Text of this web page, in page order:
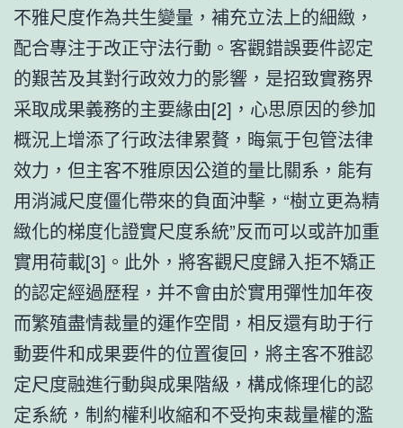
不雅尺度作為共生變量，補充立法上的細緻，
配合專注于改正守法行動。客觀錯誤要件認定
的艱苦及其對行政效力的影響，是招致實務界
采取成果義務的主要緣由[2]，心思原因的參加
概況上增添了行政法律累贅，晦氣于包管法律
效力，但主客不雅原因公道的量比關系，能有
用消減尺度僵化帶來的負面沖擊，“樹立更為精
緻化的梯度化證實尺度系統”反而可以或許加重
實用荷載[3]。此外，將客觀尺度歸入拒不矯正
的認定經過歷程，并不會由於實用彈性加年夜
而繁殖盡情裁量的運作空間，相反還有助于行
動要件和成果要件的位置復回，將主客不雅認
定尺度融進行動與成果階級，構成條理化的認
定系統，制約權利收縮和不受拘束裁量權的濫